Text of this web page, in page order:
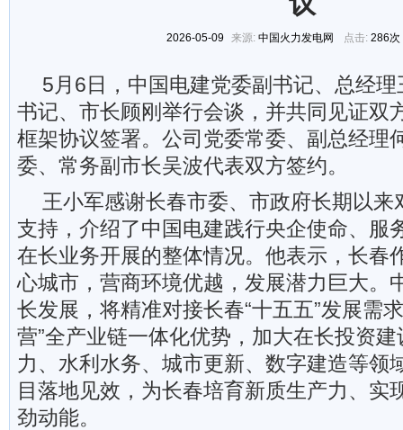
2026-05-09 来源: 中国火力发电网 点击: 286次
5月6日，中国电建党委副书记、总经
书记、市长顾刚举行会谈，并共同见证双
框架协议签署。公司党委常委、副总经理
委、常务副市长吴波代表双方签约。
王小军感谢长春市委、市政府长期以来
支持，介绍了中国电建践行央企使命、服
在长业务开展的整体情况。他表示，长春
心城市，营商环境优越，发展潜力巨大。
长发展，将精准对接长春“十五五”发展需
营”全产业链一体化优势，加大在长投资
力、水利水务、城市更新、数字建造等领
目落地见效，为长春培育新质生产力、实
劲动能。